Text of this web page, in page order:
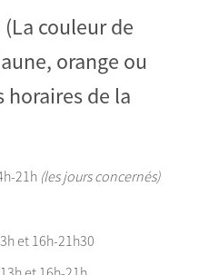
(La couleur de
orange ou
horaires de la
21h (les jours concernés)
et 16h-21h30